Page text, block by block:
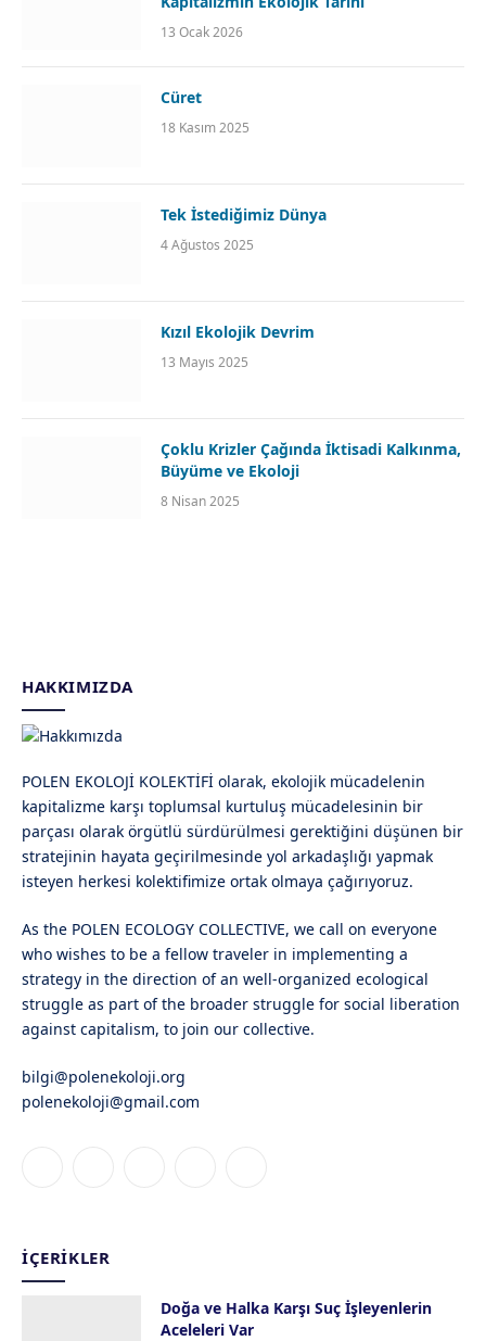
13 Ocak 2026
Cüret
18 Kasım 2025
Tek İstediğimiz Dünya
4 Ağustos 2025
Kızıl Ekolojik Devrim
13 Mayıs 2025
Çoklu Krizler Çağında İktisadi Kalkınma,
Büyüme ve Ekoloji
8 Nisan 2025
HAKKIMIZDA
POLEN EKOLOJİ KOLEKTİFİ olarak, ekolojik mücadelenin
kapitalizme karşı toplumsal kurtuluş mücadelesinin bir
parçası olarak örgütlü sürdürülmesi gerektiğini düşünen bir
stratejinin hayata geçirilmesinde yol arkadaşlığı yapmak
isteyen herkesi kolektifimize ortak olmaya çağırıyoruz.
As the POLEN ECOLOGY COLLECTIVE, we call on everyone
who wishes to be a fellow traveler in implementing a
strategy in the direction of an well-organized ecological
struggle as part of the broader struggle for social liberation
against capitalism, to join our collective.
bilgi@polenekoloji.org
polenekoloji@gmail.com
İÇERIKLER
Doğa ve Halka Karşı Suç İşleyenlerin
Aceleleri Var